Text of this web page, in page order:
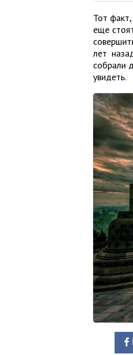
Тот
еще
лет
собрали
увидеть.